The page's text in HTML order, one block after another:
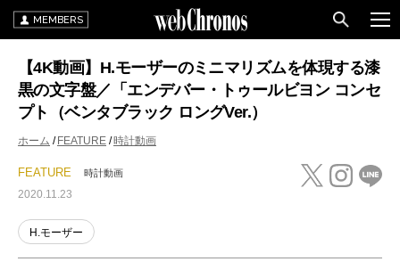
MEMBERS
【4K動画】H.モーザーのミニマリズムを体現する漆
黒の文字盤／「エンデバー・トゥールビヨン コンセ
プト（ベンタブラック ロングVer.）
ホーム FEATURE 時計動画
FEATURE 時計動画
2020.11.23
H.モーザー